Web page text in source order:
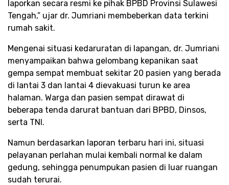
laporkan secara resmi ke pihak BPBD Provinsi Sulawesi
Tengah,” ujar dr. Jumriani membeberkan data terkini
rumah sakit.
​Mengenai situasi kedaruratan di lapangan, dr. Jumriani
menyampaikan bahwa gelombang kepanikan saat
gempa sempat membuat sekitar 20 pasien yang berada
di lantai 3 dan lantai 4 dievakuasi turun ke area
halaman. Warga dan pasien sempat dirawat di
beberapa tenda darurat bantuan dari BPBD, Dinsos,
serta TNI.
​Namun berdasarkan laporan terbaru hari ini, situasi
pelayanan perlahan mulai kembali normal ke dalam
gedung, sehingga penumpukan pasien di luar ruangan
sudah terurai.